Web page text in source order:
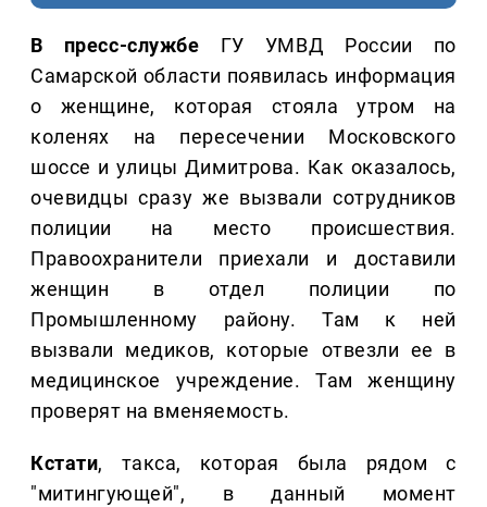
В пресс-службе ГУ УМВД России по
Самарской области появилась информация
о женщине, которая стояла утром на
коленях на пересечении Московского
шоссе и улицы Димитрова. Как оказалось,
очевидцы сразу же вызвали сотрудников
полиции на место происшествия.
Правоохранители приехали и доставили
женщин в отдел полиции по
Промышленному району. Там к ней
вызвали медиков, которые отвезли ее в
медицинское учреждение. Там женщину
проверят на вменяемость.
Кстати, такса, которая была рядом с
"митингующей", в данный момент